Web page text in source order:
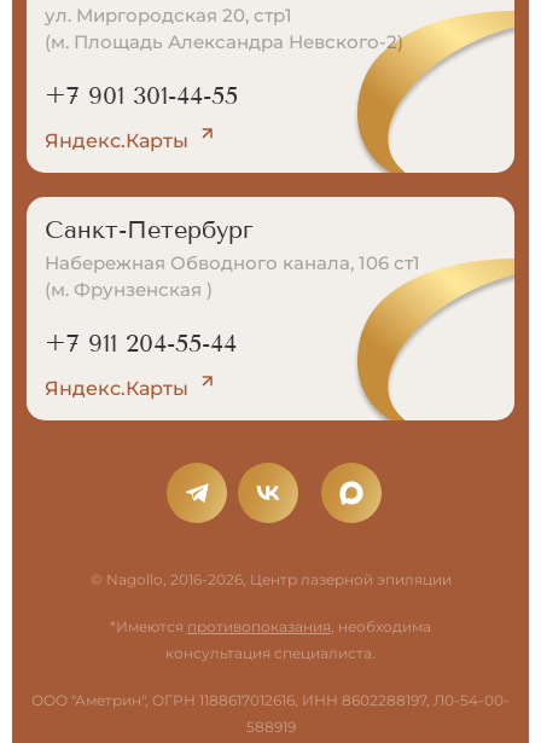
© Nagollo, 2016-2026, Центр лазерной эпиляции
*Имеются противопоказания, необходима
консультация специалиста.
ООО "Аметрин", ОГРН 1188617012616, ИНН 8602288197, Л0-54-00-
588919
ул. Миргородская 20, стр1
(м. Площадь Александра Невского-2)
+7 901 301-44-55
Яндекс.Карты
Санкт-Петербург
Набережная Обводного канала, 106 ст1
(м. Фрунзенская )
+7 911 204-55-44
Яндекс.Карты